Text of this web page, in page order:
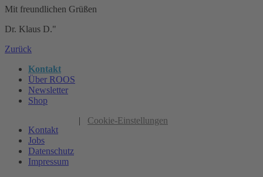
Mit freundlichen Grüßen
Dr. Klaus D."
Zurück
Kontakt
Über ROOS
Newsletter
Shop
Kontakt
Jobs
Datenschutz
Impressum
| Cookie-Einstellungen